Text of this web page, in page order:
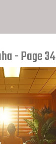
- Page 34